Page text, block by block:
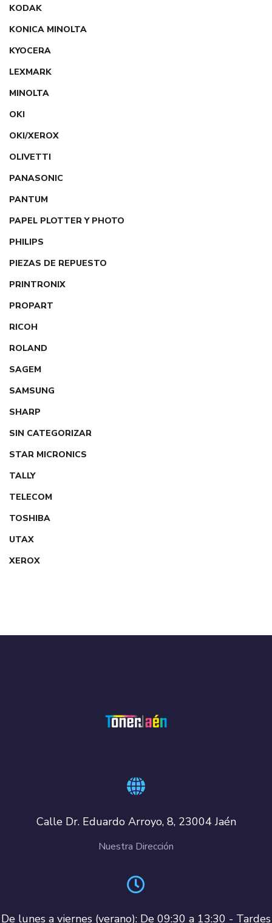
KODAK
KONICA MINOLTA
KYOCERA
LEXMARK
MINOLTA
OKI
OKI/XEROX
OLIVETTI
PANASONIC
PANTUM
PAPEL PLOTTER Y PHOTO
PHILIPS
PIEZAS DE REPUESTO
PRINTRONIX
PROPART
RICOH
ROLAND
SAGEM
SAMSUNG
SHARP
SIN CATEGORIZAR
STAR MICRONICS
TALLY
TELECOM
TOSHIBA
UTAX
XEROX
Calle Dr. Eduardo Arroyo, 8, 23004 Jaén
Nuestra Dirección
De lunes a viernes (verano): De 09:30 a 13:30 - Tardes